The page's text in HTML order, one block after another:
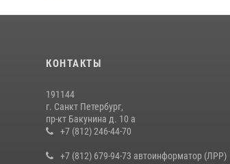
КОНТАКТЫ
191144
г. Санкт Петербург,
пр-кт Бакунина д. 10 а
+7 (812) 246-44-70
+7 (812) 679-94-73 автоинформатор (ЛРР)